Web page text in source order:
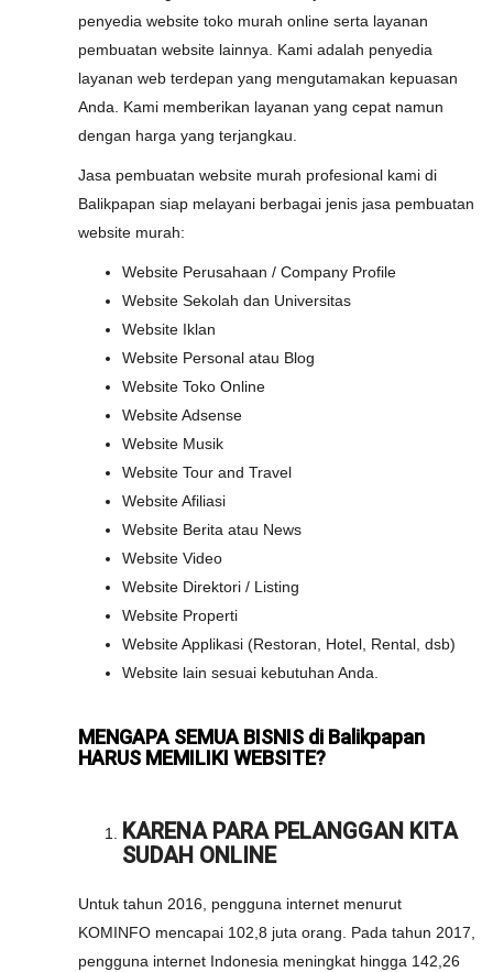
penyedia website toko murah online serta layanan
pembuatan website lainnya. Kami adalah penyedia
layanan web terdepan yang mengutamakan kepuasan
Anda. Kami memberikan layanan yang cepat namun
dengan harga yang terjangkau.
Jasa pembuatan website murah profesional kami di
Balikpapan siap melayani berbagai jenis jasa pembuatan
website murah:
Website Perusahaan / Company Profile
Website Sekolah dan Universitas
Website Iklan
Website Personal atau Blog
Website Toko Online
Website Adsense
Website Musik
Website Tour and Travel
Website Afiliasi
Website Berita atau News
Website Video
Website Direktori / Listing
Website Properti
Website Applikasi (Restoran, Hotel, Rental, dsb)
Website lain sesuai kebutuhan Anda.
MENGAPA SEMUA BISNIS di Balikpapan
HARUS MEMILIKI WEBSITE?
KARENA PARA PELANGGAN KITA
SUDAH ONLINE
Untuk tahun 2016, pengguna internet menurut
KOMINFO mencapai 102,8 juta orang. Pada tahun 2017,
pengguna internet Indonesia meningkat hingga 142,26